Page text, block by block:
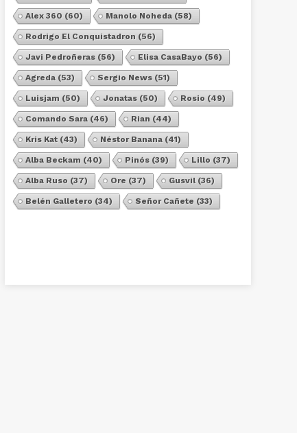
Alex 360 (60) Manolo Noheda (58)
Rodrigo El Conquistadron (56)
Javi Pedroñeras (56) Elisa CasaBayo (56)
Agreda (53) Sergio News (51)
Luisjam (50) Jonatas (50) Rosio (49)
Comando Sara (46) Rian (44)
Kris Kat (43) Néstor Banana (41)
Alba Beckam (40) Pinós (39) Lillo (37)
Alba Ruso (37) Ore (37) Gusvil (36)
Belén Galletero (34) Señor Cañete (33)